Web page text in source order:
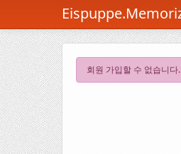
회원 가입할 수 없습니다.